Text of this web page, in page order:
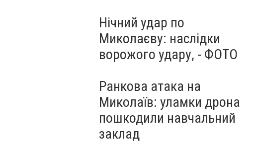
Нічний удар по
Миколаєву: наслідки
ворожого удару, - ФОТО
Ранкова атака на
Миколаїв: уламки дрона
пошкодили навчальний
заклад